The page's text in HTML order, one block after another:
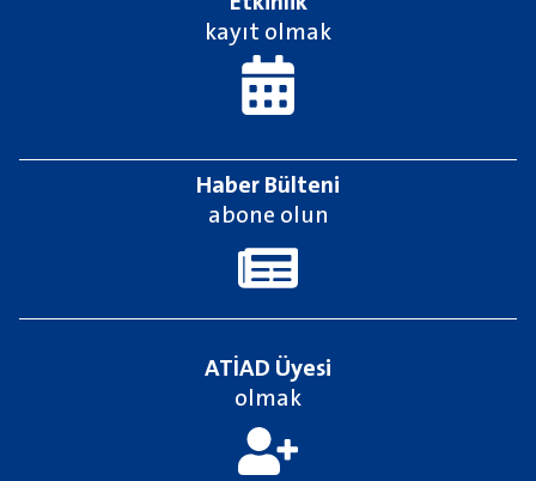
kayıt olmak
Haber Bülteni
abone olun
ATİAD Üyesi
olmak